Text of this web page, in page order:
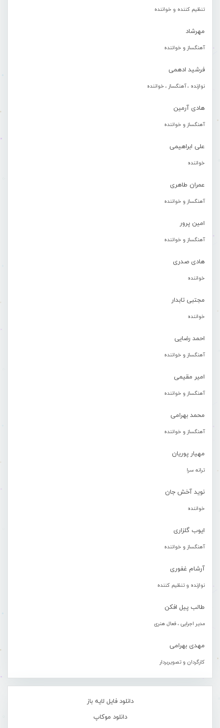
تنظیم کننده و خواننده
مهرشاد
آهنگساز و خواننده
فرشید ادهمی
نوازنده ، آهنگساز ، خواننده
هادی آرمین
آهنگساز و خواننده
علی ابراهیمی
خواننده
عمران طاهری
آهنگساز و خواننده
امین پرور
آهنگساز و خواننده
هادی صدری
خواننده
مجتبی تابدار
خواننده
احمد رضایی
آهنگساز و خواننده
امیر مقیمی
آهنگساز و خواننده
محمد بهرامی
آهنگساز و خواننده
مهیار پوریان
ترانه سرا
نوید آخش جان
خواننده
ایوب گلزاری
آهنگساز و خواننده
آرشام غفوری
نوازنده و تنظیم کننده
طالب پیل افکن
مدیر اجرایی ، فعال هنری
مهدی بهرامی
کارگردان و تصویربردار
دانلود فایل لایه باز
دانلود موکاپ